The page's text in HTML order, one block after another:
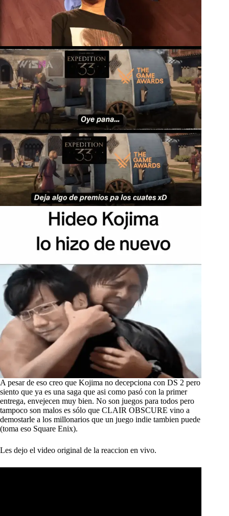
A pesar de eso creo que Kojima no decepciona con DS 2 pero
siento que ya es una saga que asi como pasó con la primer
entrega, envejecen muy bien. No son juegos para todos pero
tampoco son malos es sólo que CLAIR OBSCURE vino a
demostarle a los millonarios que un juego indie tambien puede
(toma eso Square Enix).
Les dejo el video original de la reaccion en vivo.